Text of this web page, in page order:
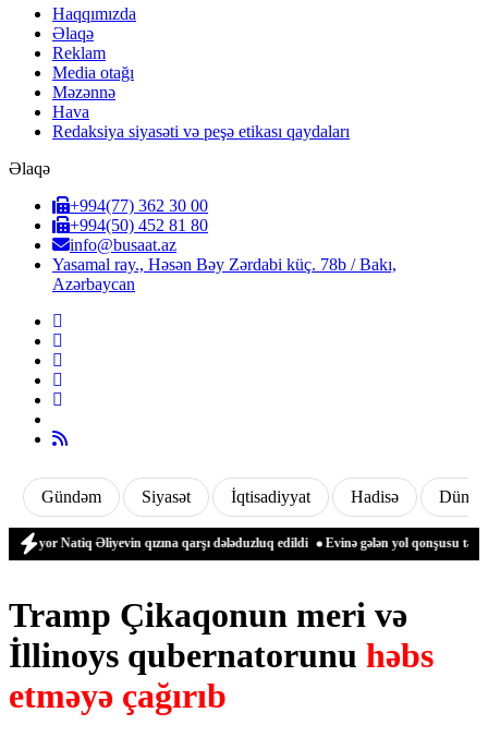
Haqqımızda
Əlaqə
Reklam
Media otağı
Məzənnə
Hava
Redaksiya siyasəti və peşə etikası qaydaları
Əlaqə
+994(77) 362 30 00
+994(50) 452 81 80
info@busaat.az
Yasamal ray., Həsən Bəy Zərdabi küç. 78b / Bakı,
Azərbaycan
Gündəm Siyasət İqtisadiyyat Hadisə Dünya
Natiq Əliyevin qızına qarşı dələduzluq edildi Evinə gələn yol qonşusu tərəfindən
Tramp Çikaqonun meri və
İllinoys qubernatorunu həbs
etməyə çağırıb